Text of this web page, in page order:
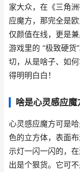
家大众，在《三角
应魔方，那完全是
仅颜值在线，更是
游戏里的 “极致硬货
切，从是啥子、如
得明明白白！
啥是心灵感应
心灵感应魔方可是
色的立方体，表面
示灯一闪一闪的，
出是个狠货。它可